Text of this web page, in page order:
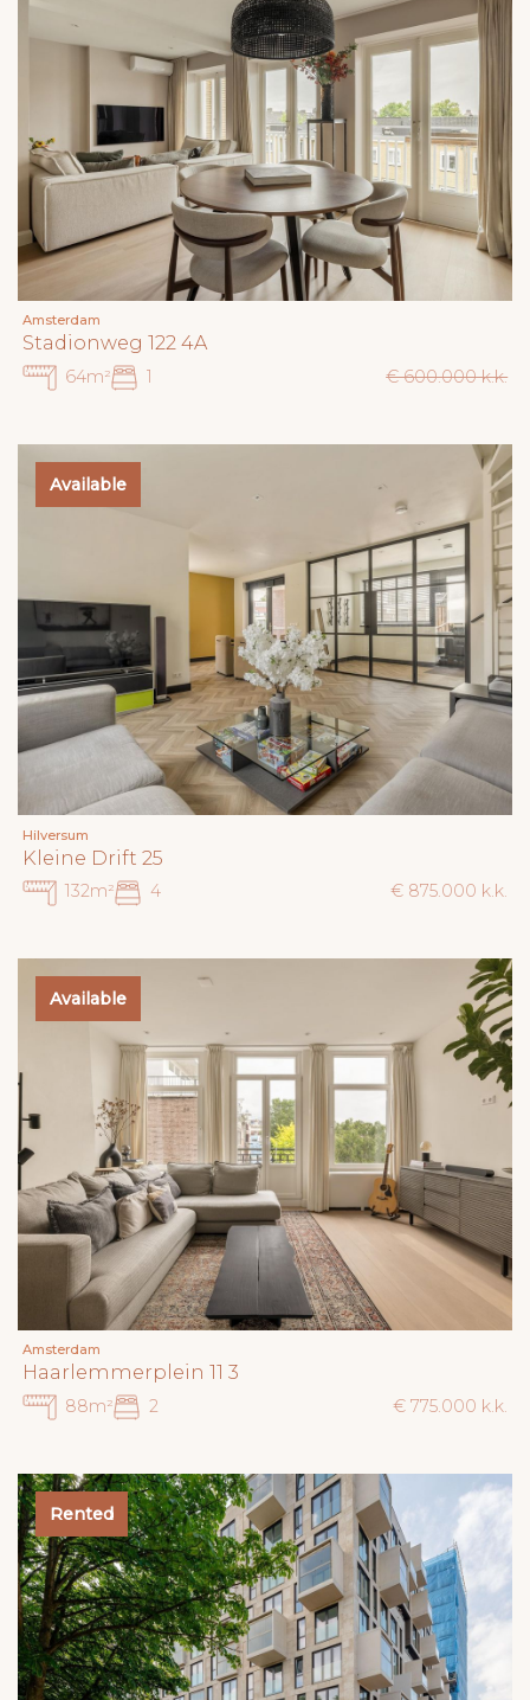
Amsterdam
Stadionweg 122 4A
64m² 1 € 600.000 k.k.
Available
Hilversum
Kleine Drift 25
132m² 4 € 875.000 k.k.
Available
Amsterdam
Haarlemmerplein 11 3
88m² 2 € 775.000 k.k.
Rented